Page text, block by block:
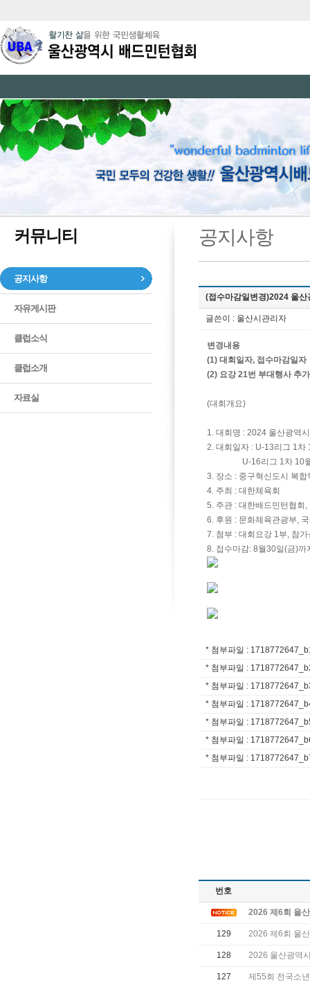
커뮤니티
공지사항
자유게시판
클럽소식
클럽소개
자료실
공지사항
(접수마감일변경)2024 울
글쓴이 : 울산시관리자
변경내용
(1) 대회일자, 접수마감일자
(2) 요강 21번 부대행사 추가
(대회개요)
1. 대회명 : 2024 울산광역
2. 대회일자 : U-13리그 1
U-16리그 1차 10월26
3. 장소 : 중구혁신도시 복합
4. 주최 : 대한체육회
5. 주관 : 대한배드민턴협회
6. 후원 : 문화체육관광부,
7. 첨부 : 대회요강 1부, 참
8. 접수마감: 8월30일(금)까
* 첨부파일 :
* 첨부파일 :
* 첨부파일 :
* 첨부파일 :
* 첨부파일 :
* 첨부파일 :
* 첨부파일 :
번호
2026 제6회 울
129 2026 제6회 울
128 2026 울산광역
127 제55회 전국소